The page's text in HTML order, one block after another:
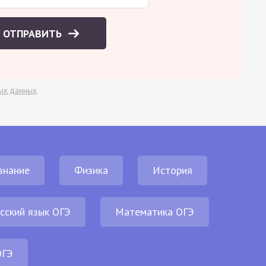
ОТПРАВИТЬ
данных.
Физика История
язык ОГЭ Математика ОГЭ